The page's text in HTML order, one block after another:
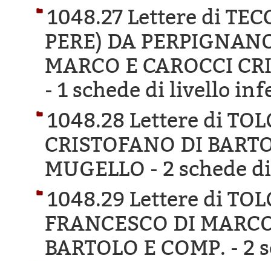
1048.27 Lettere di
PERE) DA
MARCO E CAROCCI
- 1 schede di livello
1048.28 Lettere di
CRISTOFANO DI
MUGELLO - 2 schede
1048.29 Lettere di
FRANCESCO DI
BARTOLO E COMP. - 2